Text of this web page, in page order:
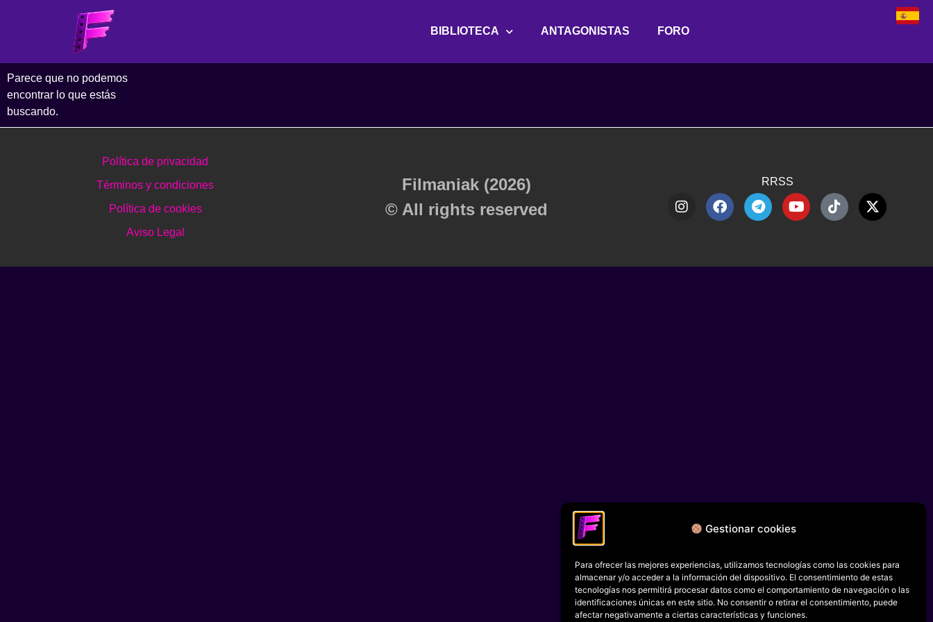
Gestionar cookies
Para ofrecer las mejores experiencias, utilizamos tecnologías como las cookies para
almacenar y/o acceder a la información del dispositivo. El consentimiento de estas
tecnologías nos permitirá procesar datos como el comportamiento de navegación o las
identificaciones únicas en este sitio. No consentir o retirar el consentimiento, puede
afectar negativamente a ciertas características y funciones.
BIBLIOTECA ANTAGONISTAS FORO
Parece que no podemos
encontrar lo que estás
buscando.
Política de privacidad
Términos y condiciones
Política de cookies
Aviso Legal
Filmaniak (2026)
© All rights reserved
RRSS